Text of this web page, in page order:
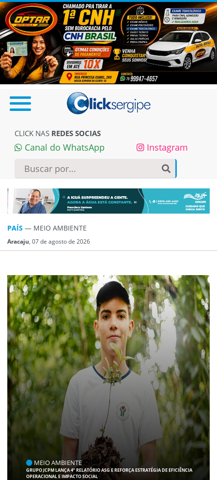
CLICK NAS REDES SOCIAS
Canal do WhatsApp Instagram
PAÍS — MEIO AMBIENTE
Aracaju, 07 de agosto de 2026
MEIO AMBIENTE
GRUPO JCPM LANÇA 4º RELATÓRIO ASG E REFORÇA ESTRATÉGIA DE EFICIÊNCIA
OPERACIONAL E IMPACTO SOCIAL